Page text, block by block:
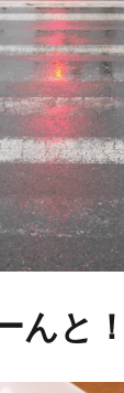
んと！